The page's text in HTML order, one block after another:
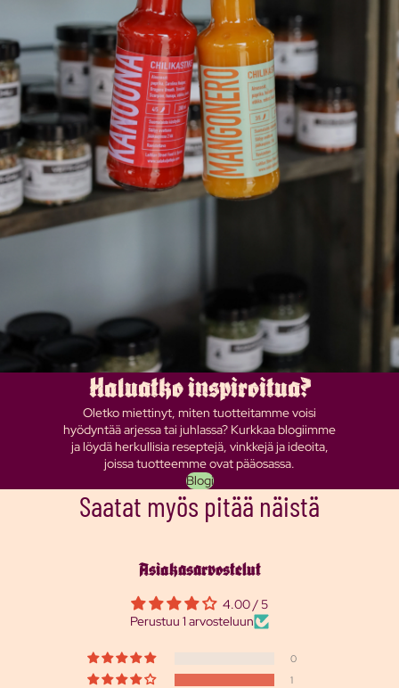
Haluatko inspiroitua?
Oletko miettinyt, miten tuotteitamme voisi
hyödyntää arjessa tai juhlassa? Kurkkaa blogiimme
ja löydä herkullisia reseptejä, vinkkejä ja ideoita,
joissa tuotteemme ovat pääosassa.
Blogi
Saatat myös pitää näistä
Asiakasarvostelut
4.00 / 5
Perustuu 1 arvosteluun
0
1